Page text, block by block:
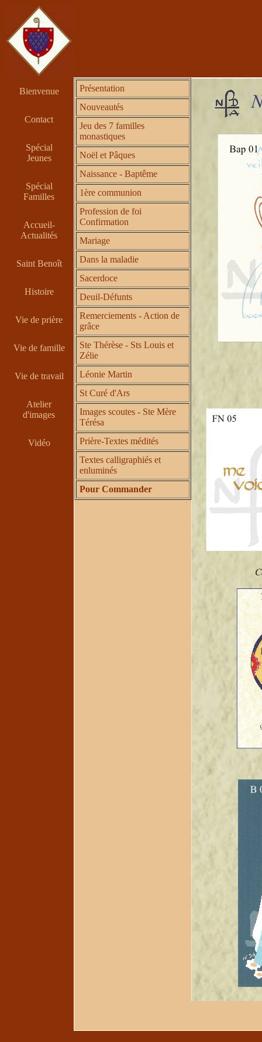
Bienvenue
Contact
Spécial
Jeunes
Spécial
Familles
Accueil-
Actualités
Saint Benoît
Histoire
Vie de prière
Vie de famille
Vie de travail
Atelier
d'images
Vidéo
Présentation
Nouveautés
Jeu des 7 familles
monastiques
Noël et Pâques
Naissance - Baptême
1ère communion
Profession de foi
Confirmation
Mariage
Dans la maladie
Sacerdoce
Deuil-Défunts
Remerciements - Action de
grâce
Ste Thérèse - Sts Louis et
Zélie
Léonie Martin
St Curé d'Ars
Images scoutes - Ste Mère
Térésa
Prière-Textes médités
Textes calligraphiés et
enluminés
Pour Commander